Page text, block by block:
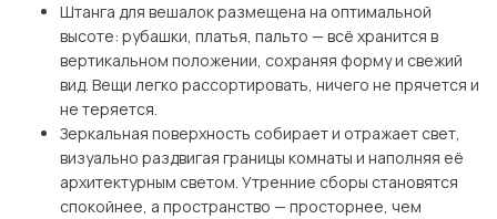
Штанга для вешалок размещена на оптимальной
высоте: рубашки, платья, пальто — всё хранится в
вертикальном положении, сохраняя форму и свежий
вид. Вещи легко рассортировать, ничего не прячется и
не теряется.
Зеркальная поверхность собирает и отражает свет,
визуально раздвигая границы комнаты и наполняя её
архитектурным светом. Утренние сборы становятся
спокойнее, а пространство — просторнее, чем